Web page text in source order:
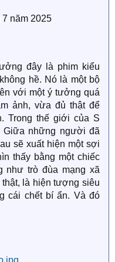
năm 2025
đây là phim kiểu
hề. Nó là một bộ
với một ý tưởng quá
ảnh, vừa đủ thật để
Trong thế giới của S
Giữa những người đã
sẽ xuất hiện một sợi
thấy bằng một chiếc
như trò đùa mạng xã
là hiện tượng siêu
cái chết bí ẩn. Và đó